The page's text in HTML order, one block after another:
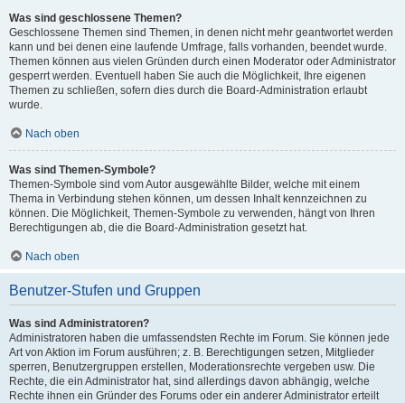
Was sind geschlossene Themen?
Geschlossene Themen sind Themen, in denen nicht mehr geantwortet werden
kann und bei denen eine laufende Umfrage, falls vorhanden, beendet wurde.
Themen können aus vielen Gründen durch einen Moderator oder Administrator
gesperrt werden. Eventuell haben Sie auch die Möglichkeit, Ihre eigenen
Themen zu schließen, sofern dies durch die Board-Administration erlaubt
wurde.
Nach oben
Was sind Themen-Symbole?
Themen-Symbole sind vom Autor ausgewählte Bilder, welche mit einem
Thema in Verbindung stehen können, um dessen Inhalt kennzeichnen zu
können. Die Möglichkeit, Themen-Symbole zu verwenden, hängt von Ihren
Berechtigungen ab, die die Board-Administration gesetzt hat.
Nach oben
Benutzer-Stufen und Gruppen
Was sind Administratoren?
Administratoren haben die umfassendsten Rechte im Forum. Sie können jede
Art von Aktion im Forum ausführen; z. B. Berechtigungen setzen, Mitglieder
sperren, Benutzergruppen erstellen, Moderationsrechte vergeben usw. Die
Rechte, die ein Administrator hat, sind allerdings davon abhängig, welche
Rechte ihnen ein Gründer des Forums oder ein anderer Administrator erteilt